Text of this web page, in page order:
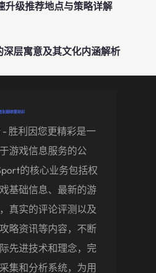
升级推荐地点与策略详解
层寓意及其文化内涵解析
胜利因您更精彩是一
游戏信息服务的公
的核心业务包括权
基础信息、最新的游
真实的评论评测以及
略资讯等内容，不断
先进技术和理念，完
集和分析系统，为用